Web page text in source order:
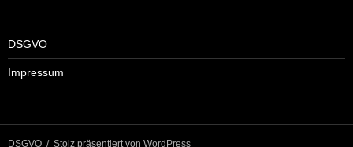
DSGVO
Impressum
DSGVO Stolz präsentiert von WordPress